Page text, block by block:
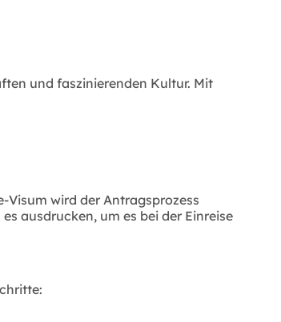
und faszinierenden Kultur. Mit
Visum wird der Antragsprozess
ausdrucken, um es bei der Einreise